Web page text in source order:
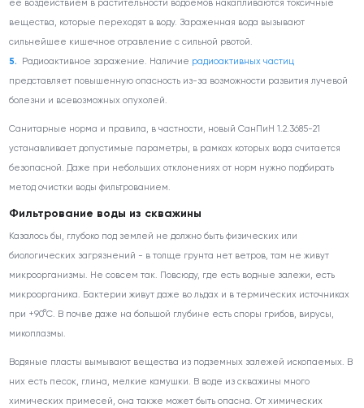
ее воздействием в растительности водоемов накапливаются токсичные
вещества, которые переходят в воду. Зараженная вода вызывают
сильнейшее кишечное отравление с сильной рвотой.
Радиоактивное заражение. Наличие радиоактивных частиц
представляет повышенную опасность из-за возможности развития лучевой
болезни и всевозможных опухолей.
Санитарные норма и правила, в частности, новый СанПиН 1.2.3685-21
устанавливает допустимые параметры, в рамках которых вода считается
безопасной. Даже при небольших отклонениях от норм нужно подбирать
метод очистки воды фильтрованием.
Фильтрование воды из скважины
Казалось бы, глубоко под землей не должно быть физических или
биологических загрязнений - в толще грунта нет ветров, там не живут
микроорганизмы. Не совсем так. Повсюду, где есть водные залежи, есть
микроорганика. Бактерии живут даже во льдах и в термических источниках
при +90°С. В почве даже на большой глубине есть споры грибов, вирусы,
микоплазмы.
Водяные пласты вымывают вещества из подземных залежей ископаемых. В
них есть песок, глина, мелкие камушки. В воде из скважины много
химических примесей, она также может быть опасна. От химических